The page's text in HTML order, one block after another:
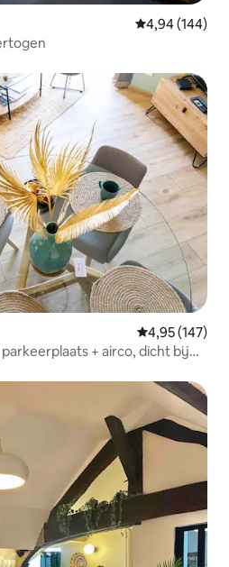
Gemiddelde
4,94 (144)
Gemiddelde
4,95 (147)
+ airco, dicht bij